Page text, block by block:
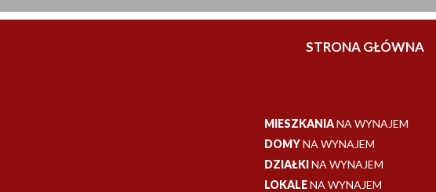
STRONA GŁÓWNA
MIESZKANIANA WYNAJEM
DOMYNA WYNAJEM
DZIAŁKINA WYNAJEM
LOKALENA WYNAJEM